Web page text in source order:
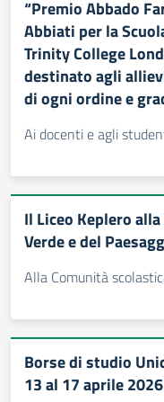
“Premio Abbado
Abbiati per la
Trinity College
destinato agli
di ogni ordine e
Ai docenti e agli
Il Liceo Keplero
Verde e del
Alla Comunità
Borse di studio
13 al 17 aprile 2026